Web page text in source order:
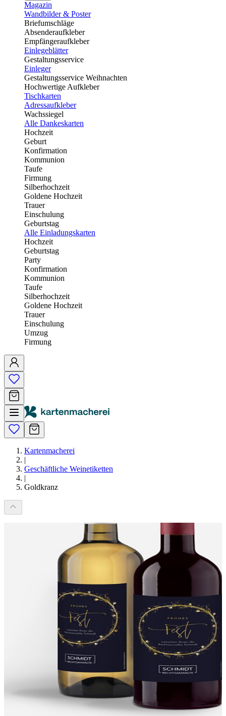
Magazin
Wandbilder & Poster
Briefumschläge
Absenderaufkleber
Empfängeraufkleber
Einlegeblätter
Gestaltungsservice
Einleger
Gestaltungsservice Weihnachten
Hochwertige Aufkleber
Tischkarten
Adressaufkleber
Wachssiegel
Alle Dankeskarten
Hochzeit
Geburt
Konfirmation
Kommunion
Taufe
Firmung
Silberhochzeit
Goldene Hochzeit
Trauer
Einschulung
Geburtstag
Alle Einladungskarten
Hochzeit
Geburtstag
Party
Konfirmation
Kommunion
Taufe
Silberhochzeit
Goldene Hochzeit
Trauer
Einschulung
Umzug
Firmung
Kartenmacherei
|
Geschäftliche Weinetiketten
|
Goldkranz